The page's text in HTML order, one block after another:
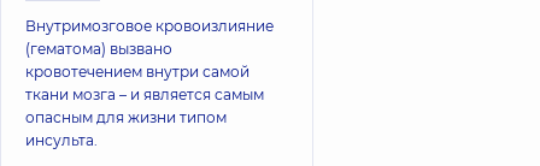
Внутримозговое кровоизлияние
(гематома) вызвано
кровотечением внутри самой
ткани мозга – и является самым
опасным для жизни типом
инсульта.